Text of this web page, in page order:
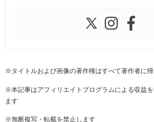
※タイトルおよび画像の著作権はすべて著作者に
※本記事はアフィリエイトプログラムによる収益
ます
※無断複写・転載を禁止します